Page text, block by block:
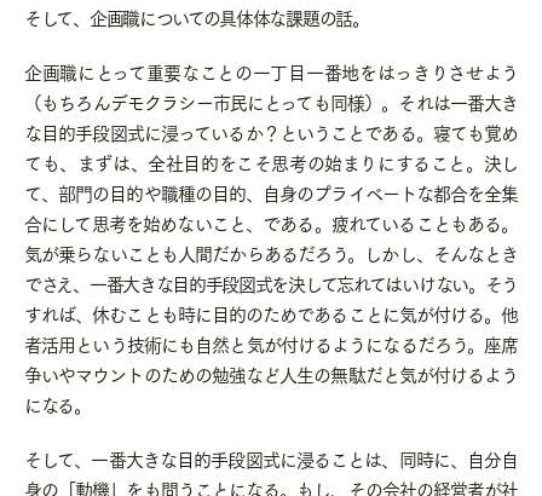
そして、企画職についての具体体な課題の話。
企画職にとって重要なことの一丁目一番地をはっきりさせよう
（もちろんデモクラシー市民にとっても同様）。それは一番大き
な目的手段図式に浸っているか？ということである。寝ても覚め
ても、まずは、全社目的をこそ思考の始まりにすること。決し
て、部門の目的や職種の目的、自身のプライベートな都合を全集
合にして思考を始めないこと、である。疲れていることもある。
気が乗らないことも人間だからあるだろう。しかし、そんなとき
でさえ、一番大きな目的手段図式を決して忘れてはいけない。そう
すれば、休むことも時に目的のためであることに気が付ける。他
者活用という技術にも自然と気が付けるようになるだろう。座席
争いやマウントのための勉強など人生の無駄だと気が付けるよう
になる。
そして、一番大きな目的手段図式に浸ることは、同時に、自分自
身の「動機」をも問うことになる。もし、その会社の経営者が社